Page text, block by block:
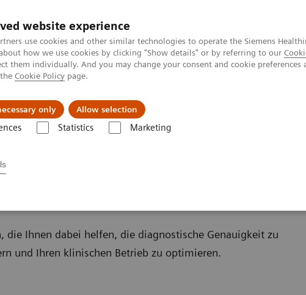
website experience
use cookies and other similar technologies to operate the Siemens
how we use cookies by clicking "Show details" or by referring to our
them individually. And you may change your consent and cookie
Cookie Policy page.
only Allow selection
Statistics Marketing
News & Events Über uns
die Ihnen dabei helfen, die diagnostische Genauigkeit zu
und Ihren klinischen Betrieb zu optimieren.